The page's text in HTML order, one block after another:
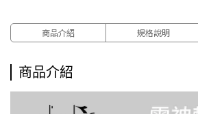
商品介紹 規格說明
商品介紹